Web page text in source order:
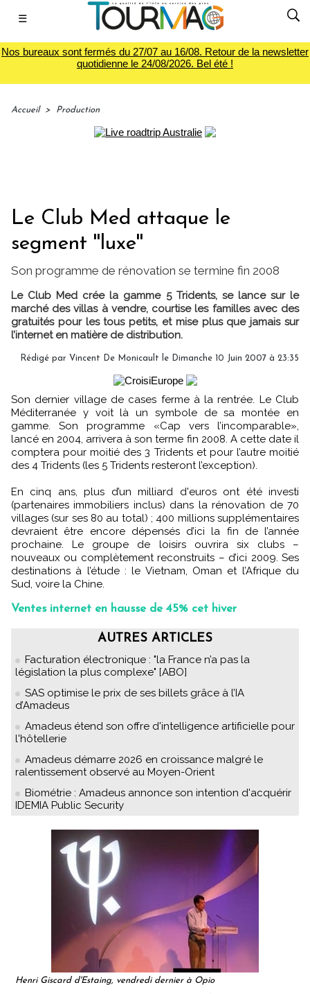
☰
Nos bureaux sont fermés du 27/07 au 16/08. Retour de la newsletter
quotidienne le 24/08/2026. Bel été !
Accueil > Production
Le Club Med attaque le
segment ''luxe''
Son programme de rénovation se termine fin 2008
Le Club Med crée la gamme 5 Tridents, se lance sur le
marché des villas à vendre, courtise les familles avec des
gratuités pour les tous petits, et mise plus que jamais sur
l’internet en matière de distribution.
Rédigé par Vincent De Monicault le Dimanche 10 Juin 2007 à 23:35
Son dernier village de cases ferme à la rentrée. Le Club
Méditerranée y voit là un symbole de sa montée en
gamme. Son programme «Cap vers l’incomparable»,
lancé en 2004, arrivera à son terme fin 2008. A cette date il
comptera pour moitié des 3 Tridents et pour l’autre moitié
des 4 Tridents (les 5 Tridents resteront l’exception).
En cinq ans, plus d’un milliard d'euros ont été investi
(partenaires immobiliers inclus) dans la rénovation de 70
villages (sur ses 80 au total) ; 400 millions supplémentaires
devraient être encore dépensés d’ici la fin de l’année
prochaine. Le groupe de loisirs ouvrira six clubs –
nouveaux ou complètement reconstruits – d’ici 2009. Ses
destinations à l’étude : le Vietnam, Oman et l’Afrique du
Sud, voire la Chine.
Ventes internet en hausse de 45% cet hiver
AUTRES ARTICLES
Facturation électronique : "la France n’a pas la
législation la plus complexe" [ABO]
SAS optimise le prix de ses billets grâce à l’IA
d’Amadeus
Amadeus étend son offre d'intelligence artificielle pour
l'hôtellerie
Amadeus démarre 2026 en croissance malgré le
ralentissement observé au Moyen-Orient
Biométrie : Amadeus annonce son intention d'acquérir
IDEMIA Public Security
Henri Giscard d'Estaing, vendredi dernier à Opio